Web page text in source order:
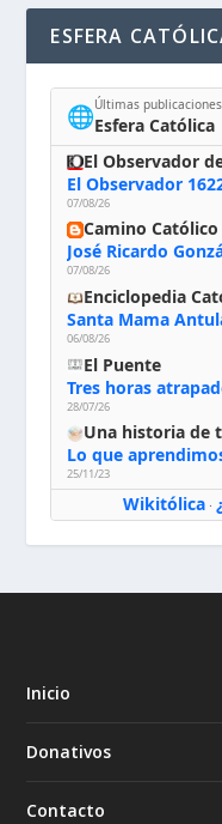
ESFERA
🌐Últimas publicaciones
Esfera Católica
El Observador
El Observador
07/08/26
Camino Católico
07/08/26
Enciclopedia
06/08/26
El Puente
Tres horas
28/07/26
Una historia de
Lo que
25/11/23
Wikitólica·
Inicio
Donativos
Contacto